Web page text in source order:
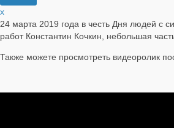
x
24 марта 2019 года в честь Дня людей с
работ Константин Кочкин, небольшая
Также можете просмотреть видеоролик